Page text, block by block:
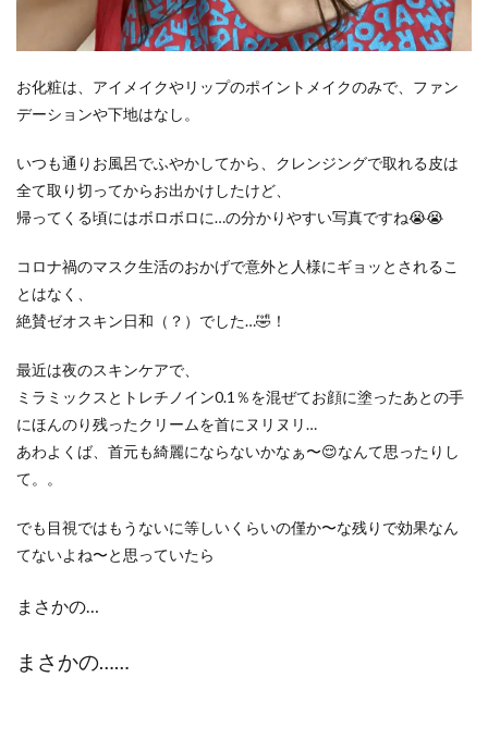
お化粧は、アイメイクやリップのポイントメイクのみで、ファン
デーションや下地はなし。
いつも通りお風呂でふやかしてから、クレンジングで取れる皮は
全て取り切ってからお出かけしたけど、
帰ってくる頃にはボロボロに…の分かりやすい写真ですね😭😭
コロナ禍のマスク生活のおかげで意外と人様にギョッとされるこ
とはなく、
絶賛ゼオスキン日和（？）でした…🤣！
最近は夜のスキンケアで、
ミラミックスとトレチノイン0.1％を混ぜてお顔に塗ったあとの手
にほんのり残ったクリームを首にヌリヌリ…
あわよくば、首元も綺麗にならないかなぁ〜😌なんて思ったりし
て。。
でも目視ではもうないに等しいくらいの僅か〜な残りで効果なん
てないよね〜と思っていたら
まさかの…
まさかの……